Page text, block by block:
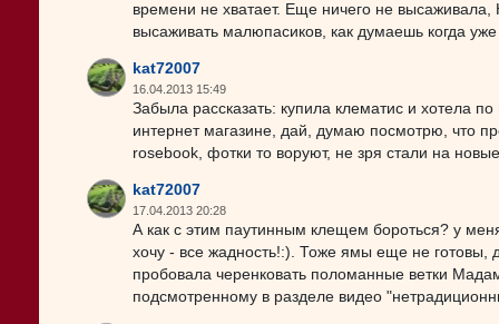
времени не хватает. Еще ничего не
высаживать малюпасиков, как думаешь когда
kat72007
16.04.2013 15:49
Забыла рассказать: купила клематис и хотела
интернет магазине, дай, думаю посмотрю, что
rosebook, фотки то воруют, не зря стали на
kat72007
17.04.2013 20:28
А как с этим паутинным клещем бороться? у
хочу - все жадность!:). Тоже ямы еще не готовы,
пробовала черенковать поломанные ветки
подсмотренному в разделе видео